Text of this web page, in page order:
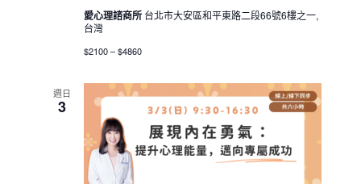
愛心理諮商所 台北市大安區和平東路二段66號6樓之一,
台灣
$2100 – $4860
週日
3